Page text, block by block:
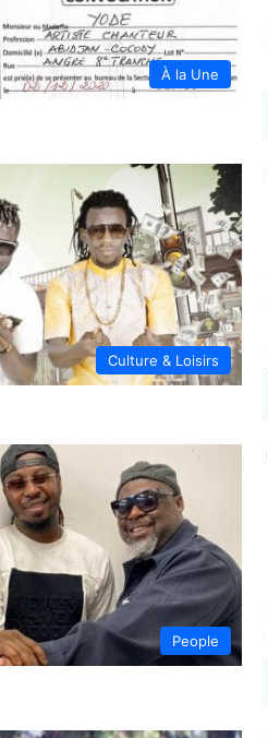
À la Une
Culture & Loisirs
People